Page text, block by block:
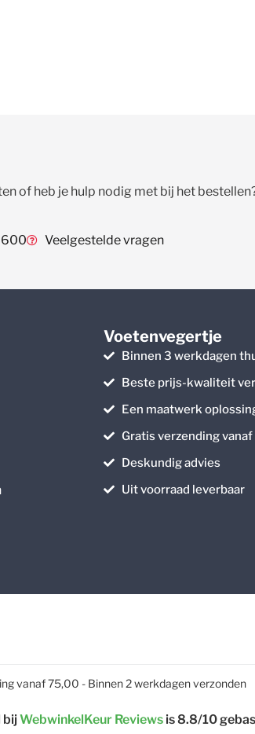
of heb je hulp nodig met bij het
Veelgestelde vragen
Voetenvegertje
Binnen 3 werkdagen
Beste prijs-kwaliteit
Een maatwerk
Gratis verzending
Deskundig advies
Uit voorraad leverbaar
vanaf 75,00 - Binnen 2 werkdagen verzonden
bijWebwinkelKeur Reviews is 8.8/10